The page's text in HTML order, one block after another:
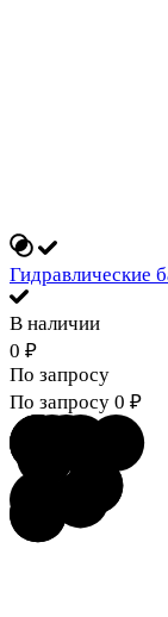
Гидравлические
В наличии
0 ₽
По запросу
По запросу 0 ₽